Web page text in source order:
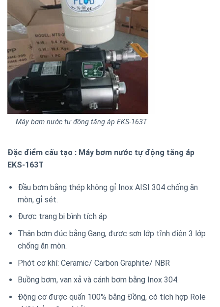
Máy bơm nước tự động tăng áp EKS-163T
Đặc điểm cấu tạo : Máy bơm nước tự động tăng áp
EKS-163T
Đầu bơm bằng thép không gỉ Inox AISI 304 chống ăn
mòn, gỉ sét.
Được trang bị bình tích áp
Thân bơm đúc bằng Gang, được sơn lớp tĩnh điện 3 lớp
chống ăn mòn.
Phớt cơ khí: Ceramic/ Carbon Graphite/ NBR
Buồng bơm, van xả và cánh bơm bằng Inox 304.
Động cơ được quấn 100% bằng Đồng, có tích hợp Role